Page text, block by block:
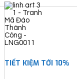
TIẾT KIỆM TỚI 10%